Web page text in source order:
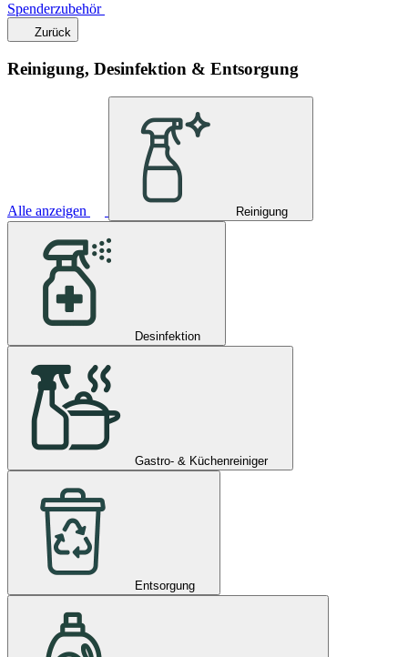
Spenderzubehör
Zurück
Reinigung, Desinfektion & Entsorgung
Alle anzeigen Reinigung
Desinfektion
Gastro- & Küchenreiniger
Entsorgung